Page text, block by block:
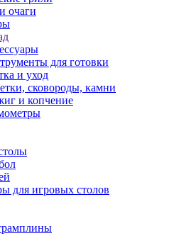
очаги
для готовки
и уход
сковороды, камни
и копчение
для игровых столов